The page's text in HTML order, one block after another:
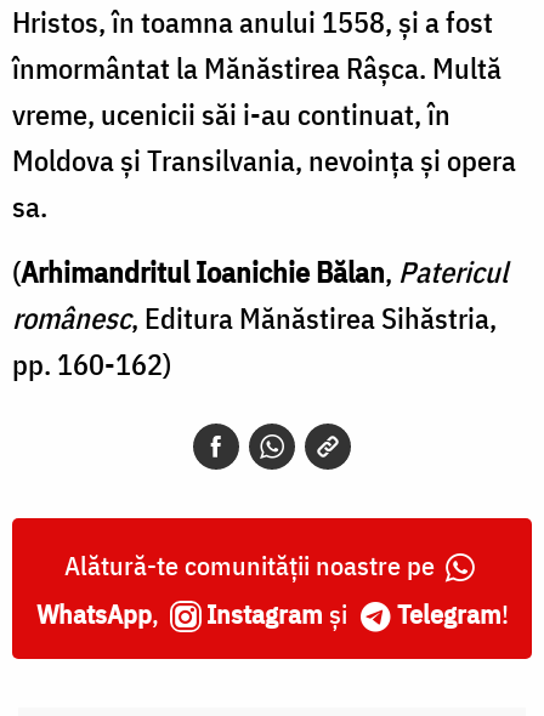
Hristos, în toamna anului 1558, şi a fost
înmormântat la Mănăstirea Râşca. Multă
vreme, ucenicii săi i-au continuat, în
Moldova şi Transilvania, nevoinţa şi opera
sa.
(Arhimandritul Ioanichie Bălan, Patericul
românesc, Editura Mănăstirea Sihăstria,
pp. 160-162)
Alătură-te comunității noastre pe
WhatsApp, Instagram și Telegram!